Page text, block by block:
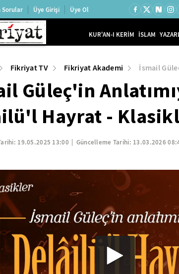
Sorular Üye Girişi Üye Ol
KUR'AN-I KERİM İSLAM
Fikriyat TV Fikriyat Akademi İsmail
Güleç'in
Hayrat -
19.05.2025 13:00 Güncelleme Tarihi: 13.03.2026